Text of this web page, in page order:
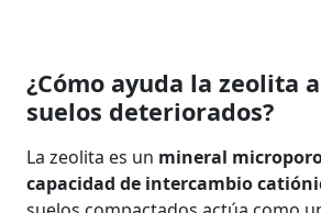
¿Cómo ayuda la zeolita
suelos deteriorados?
La zeolita es un mineral
capacidad de intercambio